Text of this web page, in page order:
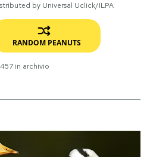
by Universal Uclick/ILPA
RANDOM PEANUTS
in archivio